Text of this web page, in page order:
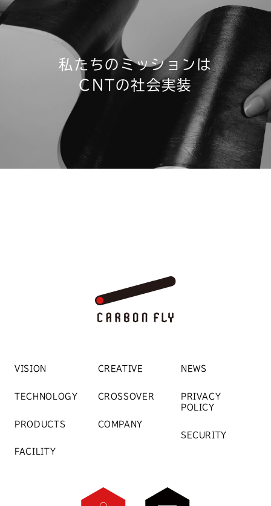
私たちのミッションは
CNTの社会実装
VISION
TECHNOLOGY
PRODUCTS
FACILITY
CREATIVE
CROSSOVER
COMPANY
NEWS
PRIVACY
POLICY
SECURITY